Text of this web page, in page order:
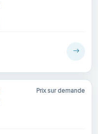
Prix sur demande